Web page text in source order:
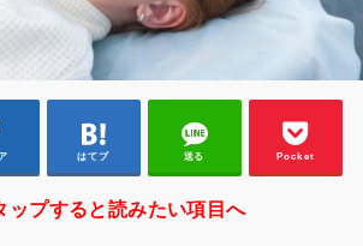
はてブ 送る Pocket
プすると読みたい項目へ